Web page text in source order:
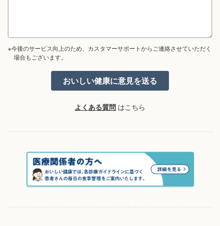
※今後のサービス向上のため、カスタマーサポートからご連絡させていただく
場合もございます。
よくある質問 はこちら